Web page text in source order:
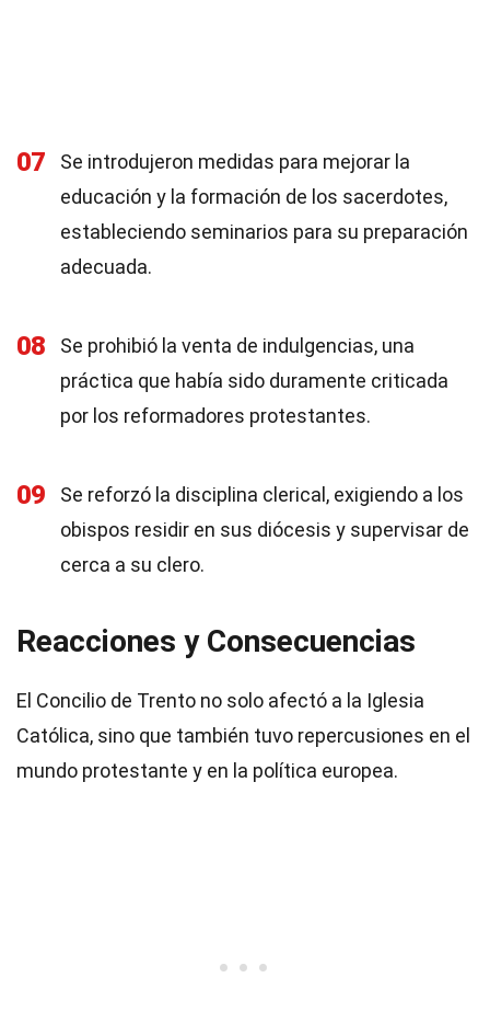
07
Se introdujeron medidas para mejorar la
educación y la formación de los sacerdotes,
estableciendo seminarios para su preparación
adecuada.
08
Se prohibió la venta de indulgencias, una
práctica que había sido duramente criticada
por los reformadores protestantes.
09
Se reforzó la disciplina clerical, exigiendo a los
obispos residir en sus diócesis y supervisar de
cerca a su clero.
Reacciones y Consecuencias
El Concilio de Trento no solo afectó a la Iglesia
Católica, sino que también tuvo repercusiones en el
mundo protestante y en la política europea.